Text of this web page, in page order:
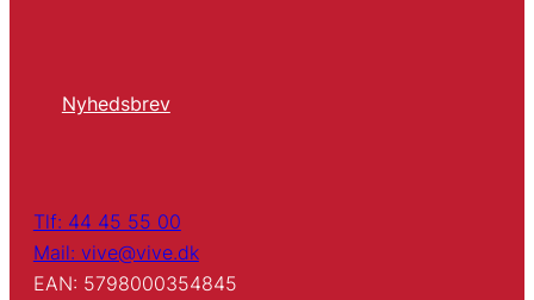
Nyhedsbrev
Tlf: 44 45 55 00
Mail: vive@vive.dk
EAN: 5798000354845